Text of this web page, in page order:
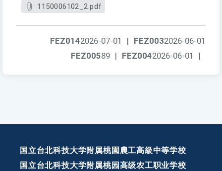
1150006102_2.pdf
FEZ0032026-06-01
FEZ0142026-07-01
|
FEZ0042026-06-01 |
FEZ00589 |
国立台北科技大学附属桃園農工高級中等学校
国立台北科技大学附属桃园高级农工职业学校